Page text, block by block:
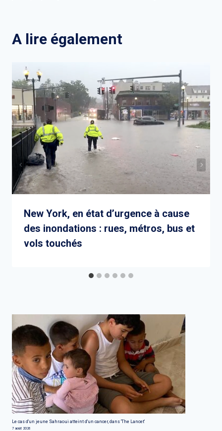
A lire également
New York, en état d’urgence à cause
des inondations : rues, métros, bus et
vols touchés
Le cas d'un jeune Sahraoui atteint d'un cancer, dans 'The Lancet'
7 août 2026